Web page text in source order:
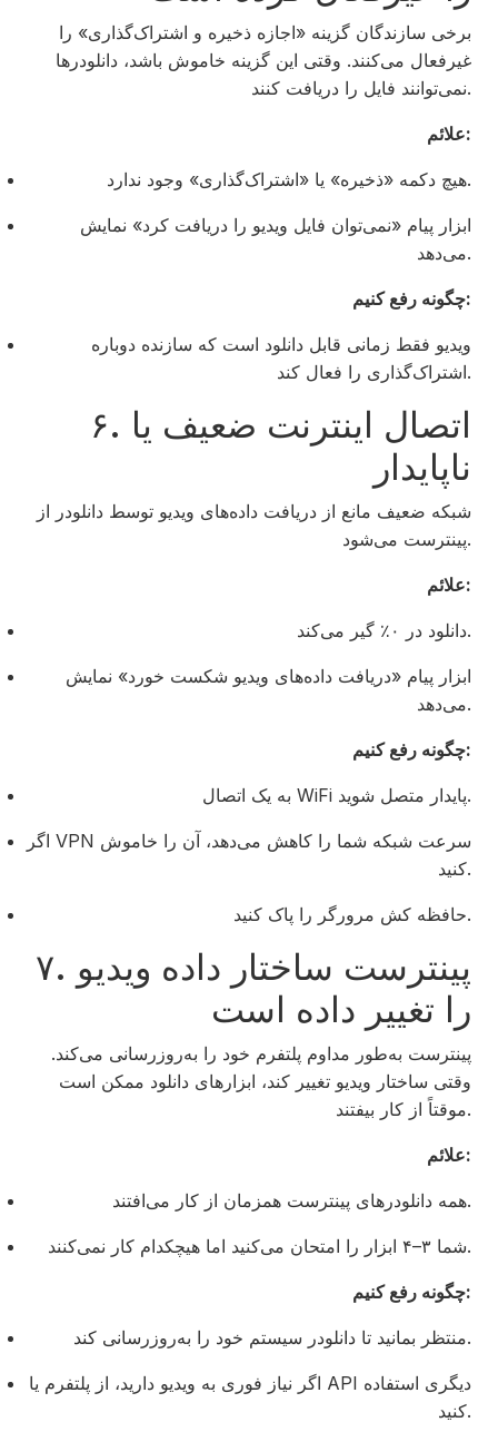
برخی سازندگان گزینه «اجازه ذخیره و اشتراک‌گذاری» را
غیرفعال می‌کنند. وقتی این گزینه خاموش باشد، دانلودرها
نمی‌توانند فایل را دریافت کنند.
علائم:
هیچ دکمه «ذخیره» یا «اشتراک‌گذاری» وجود ندارد.
ابزار پیام «نمی‌توان فایل ویدیو را دریافت کرد» نمایش
می‌دهد.
چگونه رفع کنیم:
ویدیو فقط زمانی قابل دانلود است که سازنده دوباره
اشتراک‌گذاری را فعال کند.
۶. اتصال اینترنت ضعیف یا
ناپایدار
شبکه ضعیف مانع از دریافت داده‌های ویدیو توسط دانلودر از
پینترست می‌شود.
علائم:
دانلود در ۰٪ گیر می‌کند.
ابزار پیام «دریافت داده‌های ویدیو شکست خورد» نمایش
می‌دهد.
چگونه رفع کنیم:
به یک اتصال WiFi پایدار متصل شوید.
اگر VPN سرعت شبکه شما را کاهش می‌دهد، آن را خاموش
کنید.
حافظه کش مرورگر را پاک کنید.
۷. پینترست ساختار داده ویدیو
را تغییر داده است
پینترست به‌طور مداوم پلتفرم خود را به‌روزرسانی می‌کند.
وقتی ساختار ویدیو تغییر کند، ابزارهای دانلود ممکن است
موقتاً از کار بیفتند.
علائم:
همه دانلودرهای پینترست همزمان از کار می‌افتند.
شما ۳–۴ ابزار را امتحان می‌کنید اما هیچکدام کار نمی‌کنند.
چگونه رفع کنیم:
منتظر بمانید تا دانلودر سیستم خود را به‌روزرسانی کند.
اگر نیاز فوری به ویدیو دارید، از پلتفرم یا API دیگری استفاده
کنید.